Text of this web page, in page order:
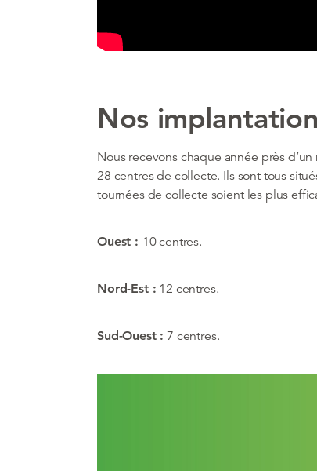
Nos
Nous recevons chaque année près
28 centres de collecte. Ils sont tous
tournées de collecte soient les plus
Ouest : 10 centres.
Nord-Est : 12 centres.
Sud-Ouest : 7 centres.